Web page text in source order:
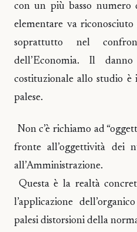
con un più basso numero
elementare va riconosciuto
soprattutto nel
dell’Economia. Il
costituzionale allo studio è
palese.
Non c’è richiamo ad
fronte all’oggettività dei
all’Amministrazione.
Questa è la realtà
l’applicazione
palesi distorsioni della